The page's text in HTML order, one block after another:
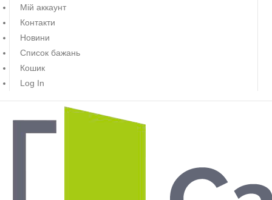
Мій аккаунт
Контакти
Новини
Список бажань
Кошик
Log In